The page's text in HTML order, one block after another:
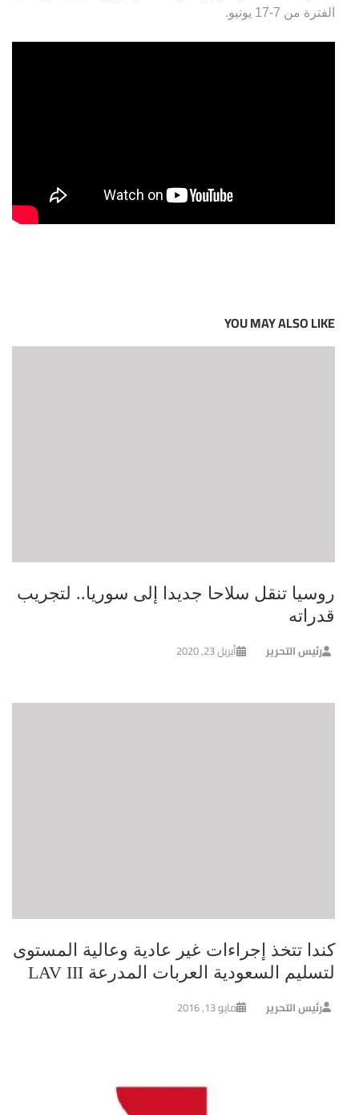
الفترة من 7-17 يونيو.
YOU MAY ALSO LIKE
روسيا تنقل سلاحا جديدا إلى سوريا.. لتجريب
قدراته
رئيس التحرير أبريل 23, 2020
كندا تتخذ إجراءات غير عادية وعالية المستوى
لتسليم السعودية العربات المدرعة LAV III
رئيس التحرير مايو 13, 2016